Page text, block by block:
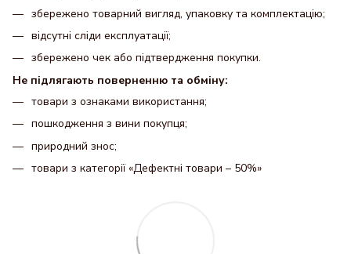
збережено товарний вигляд, упаковку та комплектацію;
відсутні сліди експлуатації;
збережено чек або підтвердження покупки.
Не підлягають поверненню та обміну:
товари з ознаками використання;
пошкодження з вини покупця;
природний знос;
товари з категорії «Дефектні товари – 50%»